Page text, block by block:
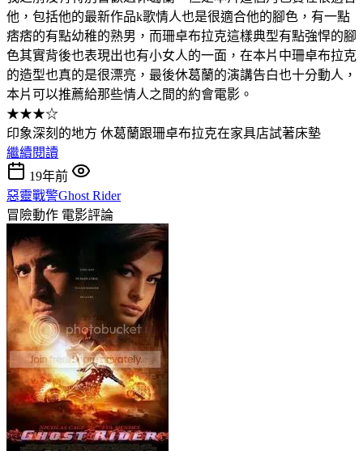
他，包括他的最新作品k歌情人也是很適合他的腳色，有一點
痞痞的有點幼稚的熟男，而珊卓布拉克這樣典型有點強悍的腳
色其實背後也表現出也有小女人的一面，在本片中珊卓布拉克
的造型也真的是很漂亮，最後休葛蘭的演講告白也十分動人，
本片可以推薦給那些情人之間的約會電影。
★★★☆
印象深刻的地方 休葛蘭跟珊卓布拉克在家具店試著床墊
繼續閱讀
19年前
惡靈戰警Ghost Rider
冒險動作 電影評論